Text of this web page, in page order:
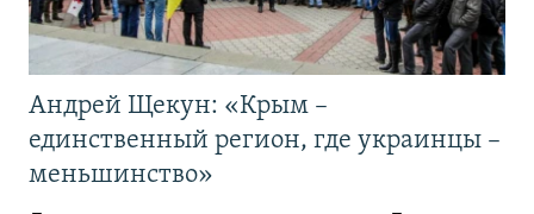
Андрей Щекун: «Крым –
единственный регион, где украинцы –
меньшинство»